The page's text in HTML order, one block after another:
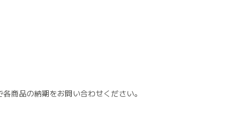
商品の納期をお問い合わせください。